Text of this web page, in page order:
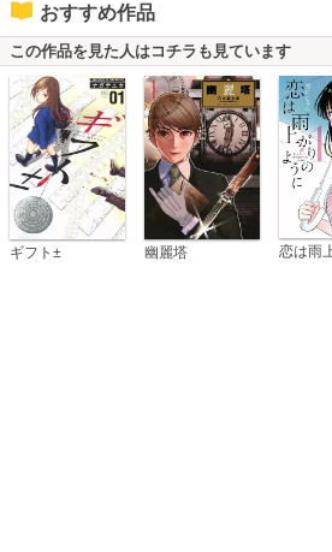
おすすめ作品
この作品を見た人はコチラも見ています
ギフト± 幽麗塔